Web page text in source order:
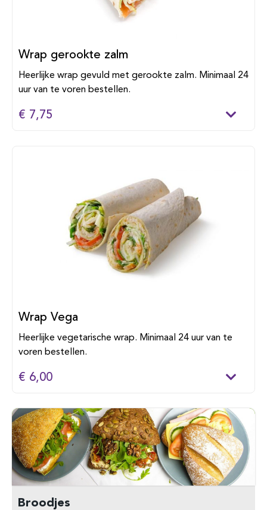
Wrap gerookte zalm
Heerlijke wrap gevuld met gerookte zalm. Minimaal 24
uur van te voren bestellen.
€ 7,75
Wrap Vega
Heerlijke vegetarische wrap. Minimaal 24 uur van te
voren bestellen.
€ 6,00
Broodjes